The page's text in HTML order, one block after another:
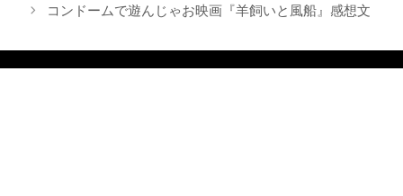
コンドームで遊んじゃお映画『羊飼いと風船』感想文